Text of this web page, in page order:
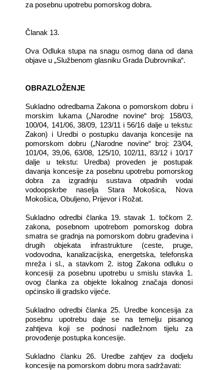
za posebnu upotrebu pomorskog dobra.
Članak 13.
Ova Odluka stupa na snagu osmog dana od dana
objave u „Službenom glasniku Grada Dubrovnika“.
OBRAZLOŽENJE
Sukladno odredbama Zakona o pomorskom dobru i
morskim lukama („Narodne novine“ broj: 158/03,
100/04, 141/06, 38/09, 123/11 i 56/16 dalje u tekstu:
Zakon) i Uredbi o postupku davanja koncesije na
pomorskom dobru („Narodne novine“ broj: 23/04,
101/04, 39,06, 63/08, 125/10, 102/11, 83/12 i 10/17
dalje u tekstu: Uredba) proveden je postupak
davanja koncesije za posebnu upotrebu pomorskog
dobra za izgradnju sustava otpadnih vodai
vodoopskrbe naselja Stara Mokošica, Nova
Mokošica, Obuljeno, Prijevor i Rožat.
Sukladno odredbi članka 19. stavak 1. točkom 2.
zakona, posebnom upotrebom pomorskog dobra
smatra se gradnja na pomorskom dobru građevina i
drugih objekata infrastrukture (ceste, pruge,
vodovodna, kanalizacijska, energetska, telefonska
mreža i sl., a stavkom 2. istog Zakona odluku o
koncesiji za posebnu upotrebu u smislu stavka 1.
ovog članka za objekte lokalnog značaja donosi
općinsko ili gradsko vijeće.
Sukladno odredbi članka 25. Uredbe koncesija za
posebnu upotrebu daje se na temelju pisanog
zahtjeva koji se podnosi nadležnom tijelu za
provođenje postupka koncesije.
Sukladno članku 26. Uredbe zahtjev za dodjelu
koncesije na pomorskom dobru mora sadržavati: